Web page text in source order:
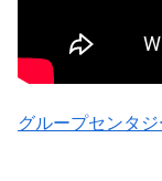
グループセンタ